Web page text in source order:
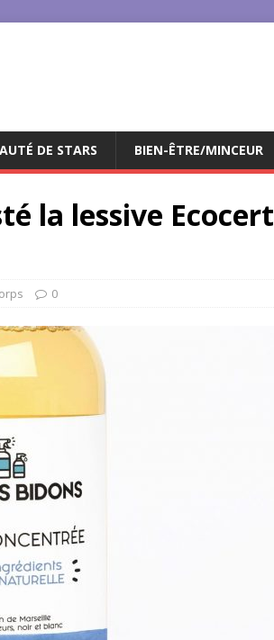
DE STARS BIEN-ÊTRE/MINCEUR
la lessive Ecocert
0